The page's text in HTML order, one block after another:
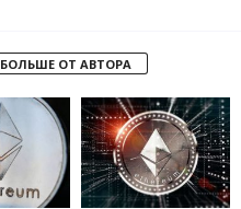
БОЛЬШЕ ОТ АВТОРА